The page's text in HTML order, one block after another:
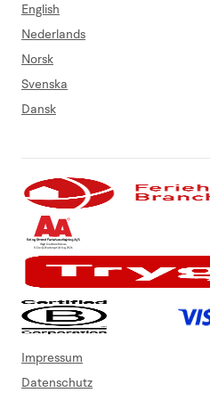
English
Nederlands
Norsk
Svenska
Dansk
Impressum
Datenschutz